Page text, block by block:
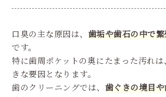
口臭の主な原因は、 歯垢や歯石の中で
です。
特に歯周ポケットの奥にたまった汚れ
きな要因となります。
歯のクリーニングでは、 歯ぐきの境目